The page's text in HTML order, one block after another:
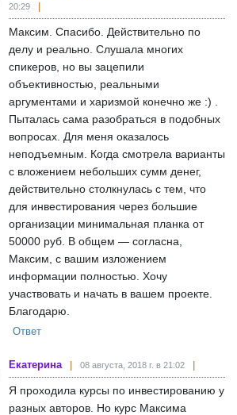
20:29
Максим. Спасибо. Действительно по
делу и реально. Слушала многих
спикеров, но вы зацепили
объективностью, реальными
аргументами и харизмой конечно же :) .
Пыталась сама разобраться в подобных
вопросах. Для меня оказалось
неподъемным. Когда смотрела варианты
с вложением небольших сумм денег,
действительно столкнулась с тем, что
для инвестирования через большие
организации минимальная планка от
50000 руб. В общем — согласна,
Максим, с вашим изложением
информации полностью. Хочу
участвовать и начать в вашем проекте.
Благодарю.
Ответ
Екатерина 08 августа, 2018 г. в 21:02
Я проходила курсы по инвестированию у
разных авторов. Но курс Максима